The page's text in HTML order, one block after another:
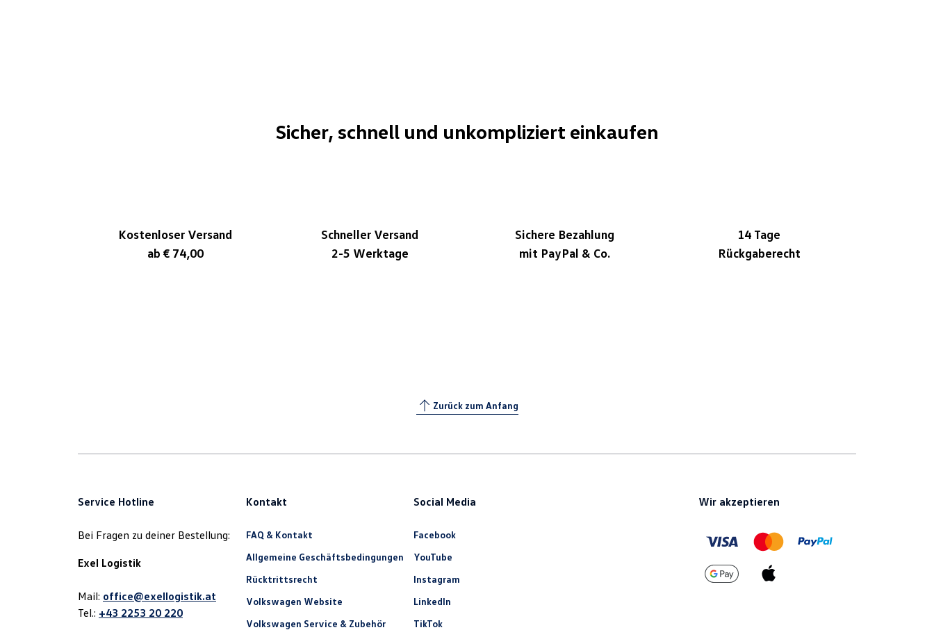
Sicher, schnell und unkompliziert einkaufen
Kostenloser Versand
ab € 74,00
Schneller Versand
2-5 Werktage
Sichere Bezahlung
mit PayPal & Co.
14 Tage
Rückgaberecht
Zurück zum Anfang
Service Hotline
Bei Fragen zu deiner Bestellung:
Exel Logistik
Mail: office@exellogistik.at
Tel.: +43 2253 20 220
Kontakt
FAQ & Kontakt
Allgemeine Geschäftsbedingungen
Rücktrittsrecht
Volkswagen Website
Volkswagen Service & Zubehör
Social Media
Facebook
YouTube
Instagram
LinkedIn
TikTok
Wir akzeptieren